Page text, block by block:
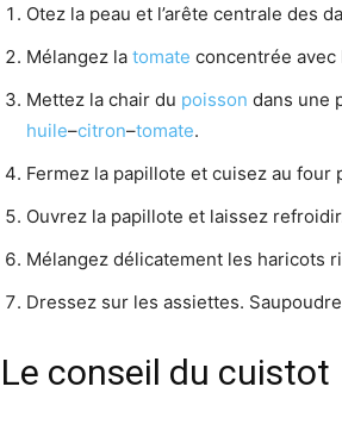
Otez la peau et l’arête centrale des
Mélangez la tomate concentrée avec
Mettez la chair du poisson dans une
huile–citron–tomate.
Fermez la papillote et cuisez au four
Ouvrez la papillote et laissez
Mélangez délicatement les haricots
Dressez sur les assiettes.
Le conseil du cuistot